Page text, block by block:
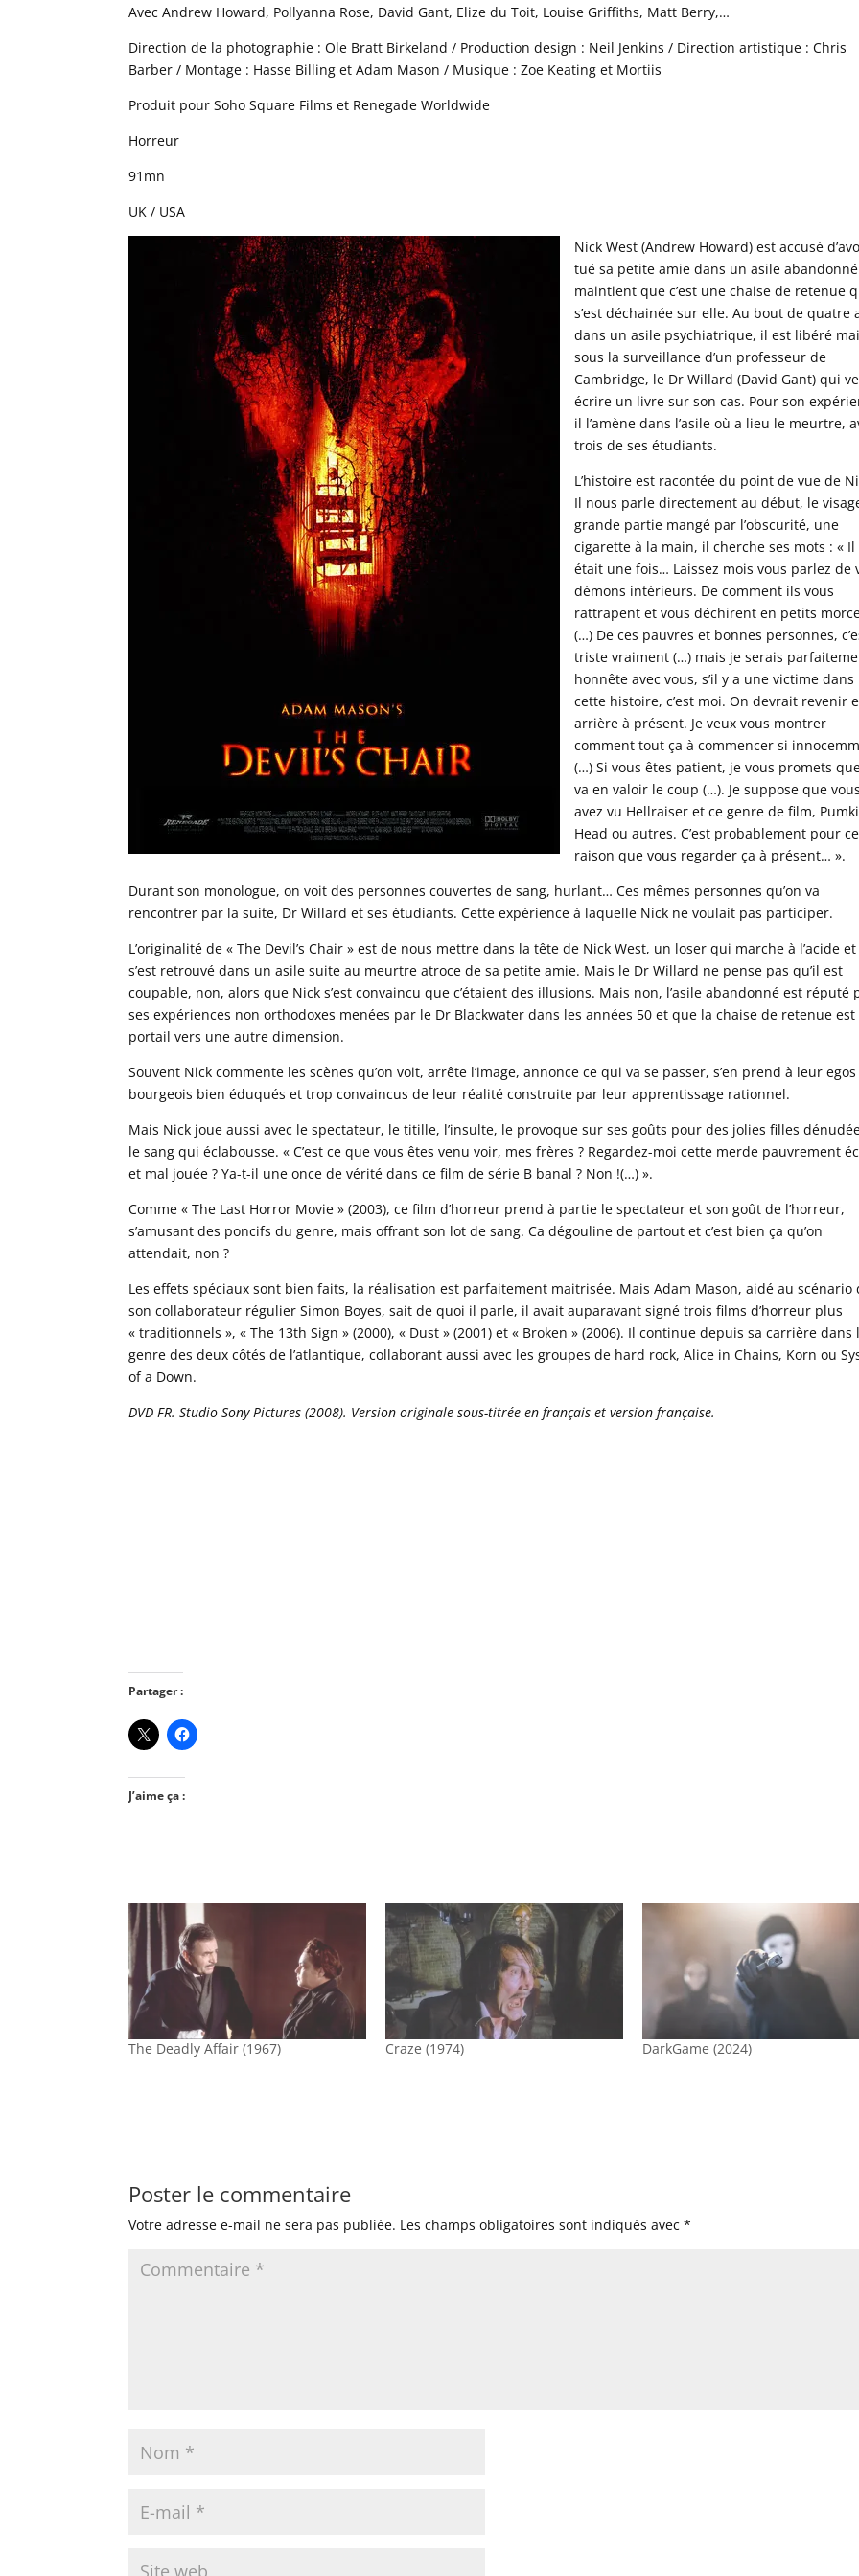
Avec Andrew Howard, Pollyanna Rose, David Gant, Elize du Toit, Louise Griffiths, Matt Berry,…
Direction de la photographie : Ole Bratt Birkeland / Production design : Neil Jenkins / Direction artistique : Chris
Barber / Montage : Hasse Billing et Adam Mason / Musique : Zoe Keating et Mortiis
Produit pour Soho Square Films et Renegade Worldwide
Horreur
91mn
UK / USA
Nick West (Andrew Howard) est accusé
tué sa petite amie dans un asile
maintient que c’est une chaise de retenue
s’est déchainée sur elle. Au bout de quatre
dans un asile psychiatrique, il est libéré
sous la surveillance d’un professeur de
Cambridge, le Dr Willard (David Gant) qui
écrire un livre sur son cas. Pour son
il l’amène dans l’asile où a lieu le meurtre,
trois de ses étudiants.
L’histoire est racontée du point de vue de
Il nous parle directement au début, le
grande partie mangé par l’obscurité, une
cigarette à la main, il cherche ses mots : « Il
était une fois… Laissez mois vous parlez de
démons intérieurs. De comment ils vous
rattrapent et vous déchirent en petits
(…) De ces pauvres et bonnes personnes,
triste vraiment (…) mais je serais
honnête avec vous, s’il y a une victime dans
cette histoire, c’est moi. On devrait revenir
arrière à présent. Je veux vous montrer
comment tout ça à commencer si
(…) Si vous êtes patient, je vous promets
va en valoir le coup (…). Je suppose que vous
avez vu Hellraiser et ce genre de film,
Head ou autres. C’est probablement pour
raison que vous regarder ça à présent… ».
Durant son monologue, on voit des personnes couvertes de sang, hurlant… Ces mêmes personnes qu’on va
rencontrer par la suite, Dr Willard et ses étudiants. Cette expérience à laquelle Nick ne voulait pas participer.
L’originalité de « The Devil’s Chair » est de nous mettre dans la tête de Nick West, un loser qui marche à l’acide
s’est retrouvé dans un asile suite au meurtre atroce de sa petite amie. Mais le Dr Willard ne pense pas qu’il est
coupable, non, alors que Nick s’est convaincu que c’étaient des illusions. Mais non, l’asile abandonné est réputé
ses expériences non orthodoxes menées par le Dr Blackwater dans les années 50 et que la chaise de retenue est
portail vers une autre dimension.
Souvent Nick commente les scènes qu’on voit, arrête l’image, annonce ce qui va se passer, s’en prend à leur
bourgeois bien éduqués et trop convaincus de leur réalité construite par leur apprentissage rationnel.
Mais Nick joue aussi avec le spectateur, le titille, l’insulte, le provoque sur ses goûts pour des jolies filles
le sang qui éclabousse. « C’est ce que vous êtes venu voir, mes frères ? Regardez-moi cette merde pauvrement
et mal jouée ? Ya-t-il une once de vérité dans ce film de série B banal ? Non !(…) ».
Comme « The Last Horror Movie » (2003), ce film d’horreur prend à partie le spectateur et son goût de l’horreur,
s’amusant des poncifs du genre, mais offrant son lot de sang. Ca dégouline de partout et c’est bien ça qu’on
attendait, non ?
Les effets spéciaux sont bien faits, la réalisation est parfaitement maitrisée. Mais Adam Mason, aidé au scénario
son collaborateur régulier Simon Boyes, sait de quoi il parle, il avait auparavant signé trois films d’horreur plus
« traditionnels », « The 13th Sign » (2000), « Dust » (2001) et « Broken » (2006). Il continue depuis sa carrière dans
genre des deux côtés de l’atlantique, collaborant aussi avec les groupes de hard rock, Alice in Chains, Korn ou
of a Down.
DVD FR. Studio Sony Pictures (2008). Version originale sous-titrée en français et version française.
Partager :
J’aime ça :
The Deadly Affair (1967) Craze (1974) DarkGame (2024)
Poster le commentaire
Votre adresse e-mail ne sera pas publiée. Les champs obligatoires sont indiqués avec*